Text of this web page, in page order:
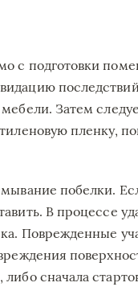
с подготовки
Затем
пленку,
побелки.
В процессе
Поврежденные
сначала